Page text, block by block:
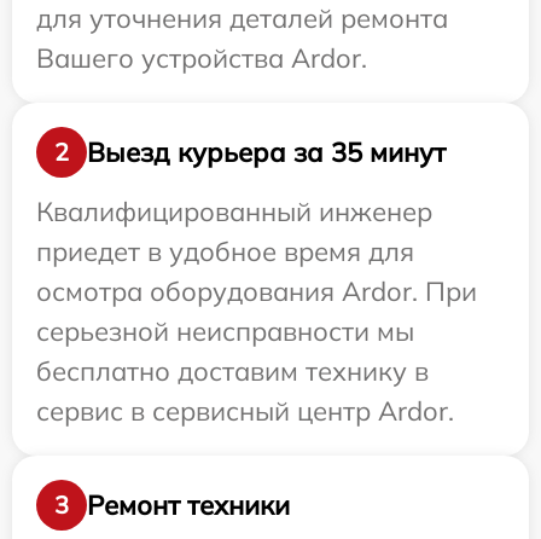
для уточнения деталей ремонта
Вашего устройства Ardor.
2
Выезд курьера за 35 минут
Квалифицированный инженер
приедет в удобное время для
осмотра оборудования Ardor. При
серьезной неисправности мы
бесплатно доставим технику в
сервис в сервисный центр Ardor.
3 Ремонт техники